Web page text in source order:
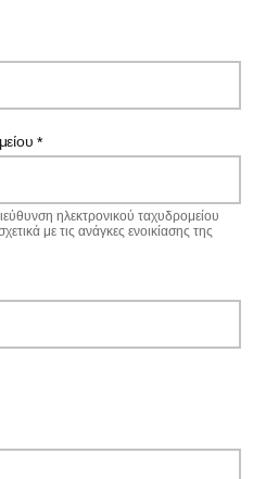
*
ηλεκτρονικού ταχυδρομείου
με τις ανάγκες ενοικίασης της